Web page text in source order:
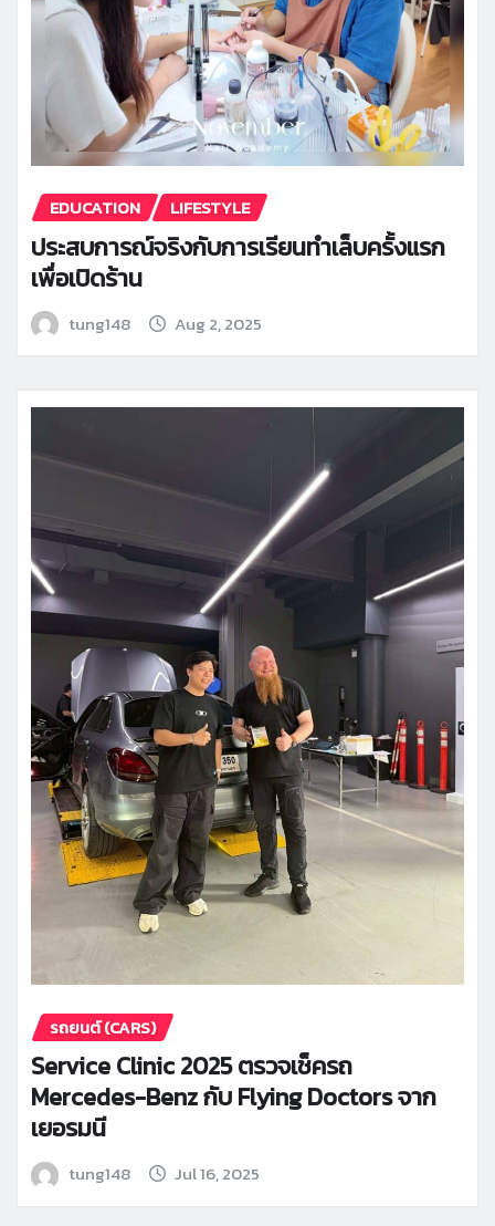
EDUCATION LIFESTYLE
ประสบการณ์จริงกับการเรียนทำเล็บครั้งแรก
เพื่อเปิดร้าน
tung148 Aug 2, 2025
รถยนต์ (CARS)
Service Clinic 2025 ตรวจเช็ครถ
Mercedes-Benz กับ Flying Doctors จาก
เยอรมนี
tung148 Jul 16, 2025